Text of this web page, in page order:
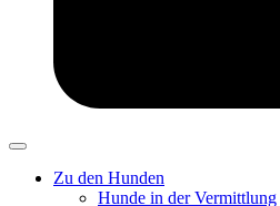
Zu den Hunden
Hunde in der Vermittlung